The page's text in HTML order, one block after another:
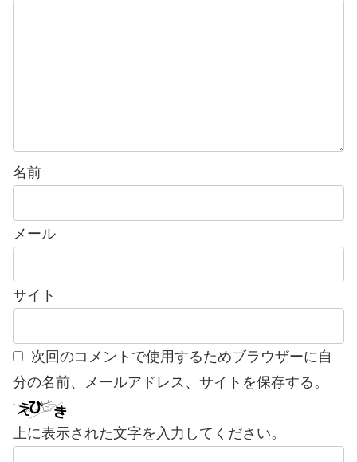
名前
メール
サイト
次回のコメントで使用するためブラウザーに自
分の名前、メールアドレス、サイトを保存する。
上に表示された文字を入力してください。